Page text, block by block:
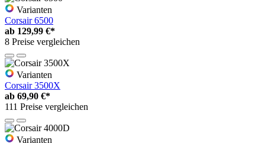
Varianten
Corsair 6500
ab 129,99 €*
8 Preise vergleichen
Varianten
Corsair 3500X
ab 69,90 €*
111 Preise vergleichen
Varianten